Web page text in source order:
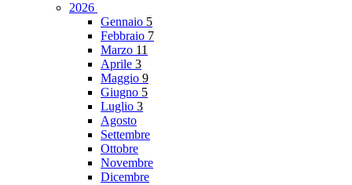
2026
Gennaio 5
Febbraio 7
Marzo 11
Aprile 3
Maggio 9
Giugno 5
Luglio 3
Agosto
Settembre
Ottobre
Novembre
Dicembre